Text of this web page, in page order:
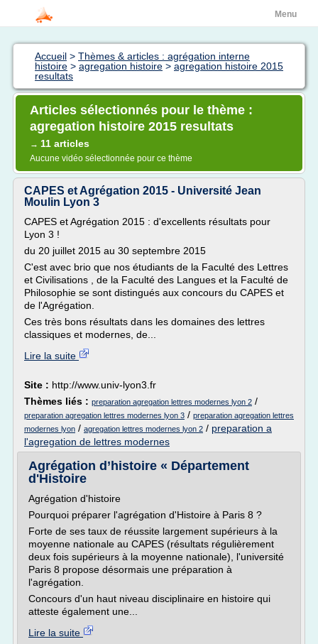
Menu
Accueil > Thèmes & articles : agrégation interne
histoire > agregation histoire > agregation histoire 2015
resultats
Articles sélectionnés pour le thème :
agregation histoire 2015 resultats
→ 11 articles
Aucune vidéo sélectionnée pour ce thème
CAPES et Agrégation 2015 - Université Jean
Moulin Lyon 3
CAPES et Agrégation 2015 : d'excellents résultats pour
Lyon 3 !
du 20 juillet 2015 au 30 septembre 2015
C'est avec brio que nos étudiants de la Faculté des Lettres
et Civilisations , de la Faculté des Langues et la Faculté de
Philosophie se sont distingués aux concours du CAPES et
de l'Agrégation.
Ces très bons résultats dans les domaines des lettres
classiques et modernes, de...
Lire la suite
Site : http://www.univ-lyon3.fr
Thèmes liés : preparation agregation lettres modernes lyon 2 /
preparation agregation lettres modernes lyon 3 / preparation agregation lettres
modernes lyon / agregation lettres modernes lyon 2 / preparation a
l'agregation de lettres modernes
Agrégation d’histoire « Département
d'Histoire
Agrégation d'histoire
Pourquoi préparer l'agrégation d'Histoire à Paris 8 ?
Forte de ses taux de réussite largement supérieurs à la
moyenne nationale au CAPES (résultats régulièrement
deux fois supérieurs à la moyenne nationale), l'université
Paris 8 propose désormais une préparation à
l'agrégation.
Concours d'un haut niveau disciplinaire en histoire qui
atteste également une...
Lire la suite